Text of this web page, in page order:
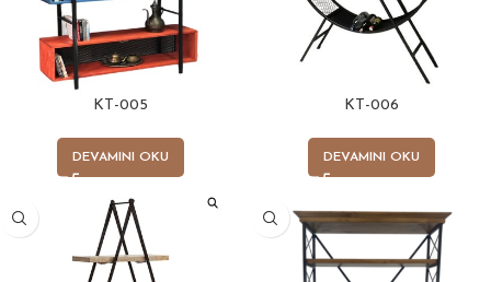
KT-005
DEVAMINI OKU
KT-006
DEVAMINI OKU